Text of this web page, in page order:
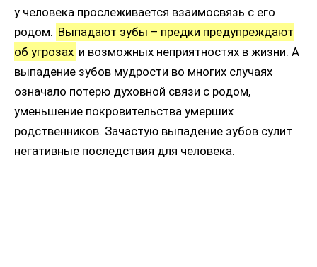
у человека прослеживается взаимосвязь с его
родом. Выпадают зубы – предки предупреждают
об угрозах и возможных неприятностях в жизни. А
выпадение зубов мудрости во многих случаях
означало потерю духовной связи с родом,
уменьшение покровительства умерших
родственников. Зачастую выпадение зубов сулит
негативные последствия для человека.